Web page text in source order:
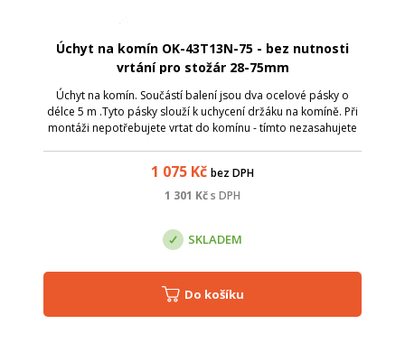
Úchyt na komín OK-43T13N-75 - bez nutnosti
vrtání pro stožár 28-75mm
Úchyt na komín. Součástí balení jsou dva ocelové pásky o
délce 5 m .Tyto pásky slouží k uchycení držáku na komíně. Při
montáži nepotřebujete vrtat do komínu - tímto nezasahujete
1 075 Kč bez DPH
1 301 Kčs DPH
SKLADEM
Do košíku